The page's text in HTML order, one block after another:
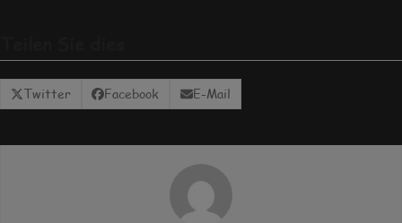
Twitter Facebook E-Mail